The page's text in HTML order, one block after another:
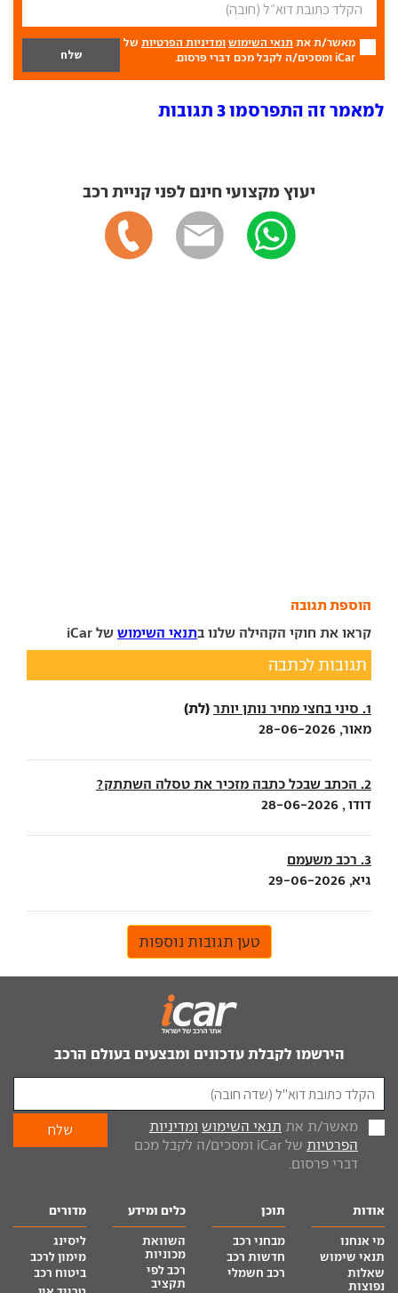
מאשר/ת את תנאי השימוש ומדיניות הפרטיות של
iCar ומסכים/ה לקבל מכם דברי פרסום.
למאמר זה התפרסמו 3 תגובות
יעוץ מקצועי חינם לפני קניית רכב
הוספת תגובה
קראו את חוקי הקהילה שלנו בתנאי השימוש של iCar
תגובות לכתבה
1. סיני בחצי מחיר נותן יותר (לת)
מאור, 28-06-2026
2. הכתב שבכל כתבה מזכיר את טסלה השתתק?
דודו , 28-06-2026
3. רכב משעמם
גיא, 29-06-2026
טען תגובות נוספות
הירשמו לקבלת עדכונים ומבצעים בעולם הרכב
מאשר/ת את תנאי השימוש ומדיניות
הפרטיות
של iCar ומסכים/ה לקבל מכם
דברי פרסום.
אודות
מי אנחנו
תנאי שימוש
שאלות
נפוצות
תוכן
מבחני רכב
חדשות רכב
רכב חשמלי
כלים ומידע
השוואת
מכוניות
רכב לפי
תקציב
מדורים
ליסינג
מימון לרכב
ביטוח רכב